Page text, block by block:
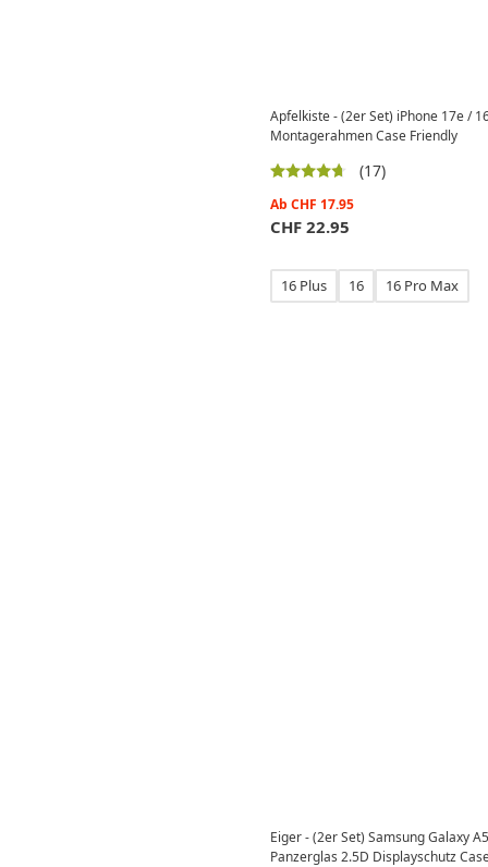
Apfelkiste - (2er Set) iPhone 17e /
Montagerahmen Case Friendly
(17)
Ab CHF 17.95
CHF 22.95
16 Plus 16 16 Pro Max
Eiger - (2er Set) Samsung Galaxy
Panzerglas 2.5D Displayschutz